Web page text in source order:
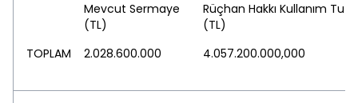
Mevcut Sermaye
(TL)
Rüçhan Hakkı Kullanım
(TL)
TOPLAM
2.028.600.000 4.057.200.000,000